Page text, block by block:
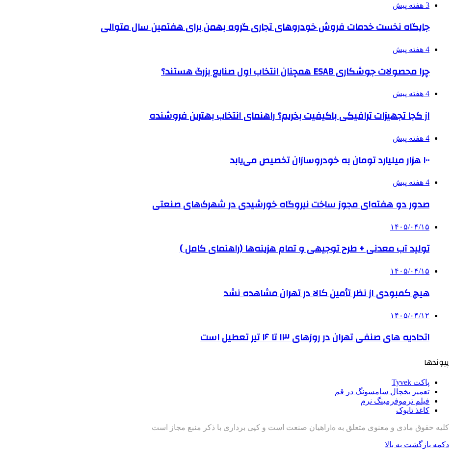
3 هفته پیش
جایگاه نخست خدمات فروش خودروهای تجاری گروه بهمن برای هفتمین سال متوالی
4 هفته پیش
چرا محصولات جوشکاری ESAB همچنان انتخاب اول صنایع بزرگ هستند؟
4 هفته پیش
از کجا تجهیزات ترافیکی باکیفیت بخریم؟ راهنمای انتخاب بهترین فروشنده
4 هفته پیش
۱۰۰ هزار میلیارد تومان به خودروسازان تخصیص می‌یابد
4 هفته پیش
صدور دو هفته‌ای مجوز ساخت نیروگاه خورشیدی در شهرک‌های صنعتی
۱۴۰۵/۰۴/۱۵
تولید آب معدنی + طرح توجیهی و تمام هزینه‌ها (راهنمای کامل )
۱۴۰۵/۰۴/۱۵
هیچ کمبودی از نظر تأمین کالا در تهران مشاهده نشد
۱۴۰۵/۰۴/۱۲
اتحادیه های صنفی تهران در روزهای ۱۳ تا ۱۶ تیر تعطیل است
پیوندها
پاکت Tyvek
تعمیر یخچال سامسونگ در قم
فیلم ترموفرمینگ نرم
کاغذ تایوک
کلیه حقوق مادی و معنوی متعلق به هlراهیان صنعت است و کپی برداری با ذکر منبع مجاز است
دکمه بازگشت به بالا